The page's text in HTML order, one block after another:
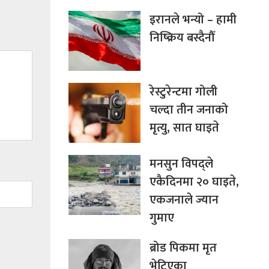
इरानले भन्यो – हामी
निष्क्रिय बस्दैनौँ
रेस्टुरेन्टमा गोली
चल्दा तीन जनाको
मृत्यु, सात घाइते
मनसुन विपद्ले
एकैदिनमा २० घाइते,
एकजनाले ज्यान
गुमाए
ब्रोड पिकमा मृत